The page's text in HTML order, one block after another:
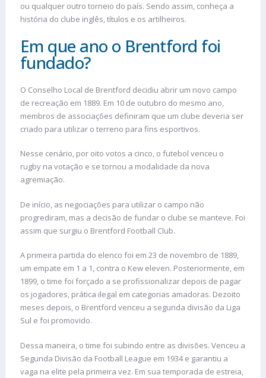
ou qualquer outro torneio do país. Sendo assim, conheça a
história do clube inglês, títulos e os artilheiros.
Em que ano o Brentford foi
fundado?
O Conselho Local de Brentford decidiu abrir um novo campo
de recreação em 1889. Em 10 de outubro do mesmo ano,
membros de associações definiram que um clube deveria ser
criado para utilizar o terreno para fins esportivos.
Nesse cenário, por oito votos a cinco, o futebol venceu o
rugby na votação e se tornou a modalidade da nova
agremiação.
De início, as negociações para utilizar o campo não
progrediram, mas a decisão de fundar o clube se manteve. Foi
assim que surgiu o Brentford Football Club.
A primeira partida do elenco foi em 23 de novembro de 1889,
um empate em 1 a 1, contra o Kew eleven. Posteriormente, em
1899, o time foi forçado a se profissionalizar depois de pagar
os jogadores, prática ilegal em categorias amadoras. Dezoito
meses depois, o Brentford venceu a segunda divisão da Liga
Sul e foi promovido.
Dessa maneira, o time foi subindo entre as divisões. Venceu a
Segunda Divisão da Football League em 1934 e garantiu a
vaga na elite pela primeira vez. Em sua temporada de estreia,